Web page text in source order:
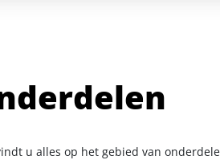
u alles op het gebied van